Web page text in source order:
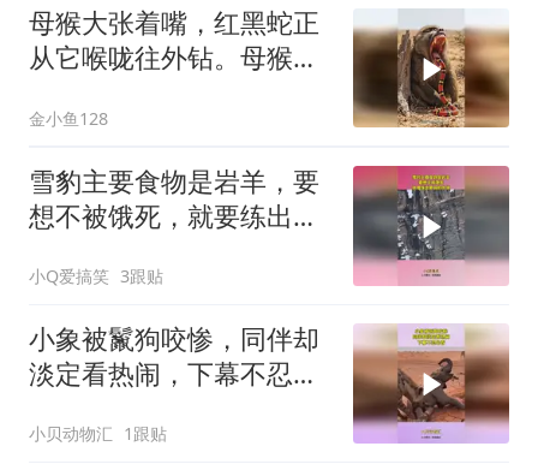
母猴大张着嘴，红黑蛇正
从它喉咙往外钻。母猴表
金小鱼128
雪豹主要食物是岩羊，要
想不被饿死，就要练出更
小Q爱搞笑 3跟贴
小象被鬣狗咬惨，同伴却
淡定看热闹，下幕不忍心
小贝动物汇 1跟贴